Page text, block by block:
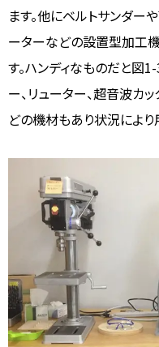
ます。他にベルトサンダー
ーターなどの設置型加工
す。ハンディなものだと図
ー、リューター、超音波カ
どの機材もあり状況により